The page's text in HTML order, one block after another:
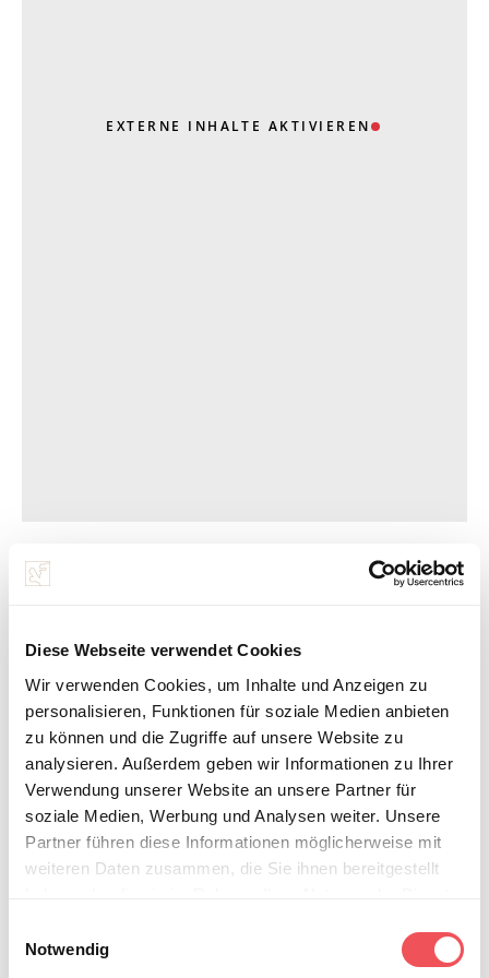
Diese Webseite verwendet Cookies
Wir verwenden Cookies, um Inhalte und Anzeigen zu
personalisieren, Funktionen für soziale Medien anbieten
zu können und die Zugriffe auf unsere Website zu
analysieren. Außerdem geben wir Informationen zu Ihrer
Verwendung unserer Website an unsere Partner für
soziale Medien, Werbung und Analysen weiter. Unsere
Partner führen diese Informationen möglicherweise mit
weiteren Daten zusammen, die Sie ihnen bereitgestellt
Hinweis auf die Verarbeitung Ihrer auf dieser Webseite
Notwendig
EXTERNE INHALTE AKTIVIEREN
DOWNLOAD